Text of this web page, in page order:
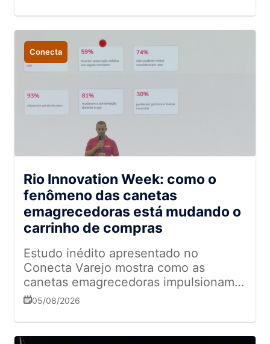
Conecta
Rio Innovation Week: como o
fenômeno das canetas
emagrecedoras está mudando o
carrinho de compras
Estudo inédito apresentado no
Conecta Varejo mostra como as
canetas emagrecedoras impulsionam
novas categorias, reduzem o consumo
oportunidades para os supermercados
05/08/2026